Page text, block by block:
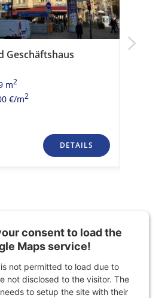
Geschäftshaus
m2
€/m2
DETAILS
consent to load the
Maps service!
not permitted to load due to
not disclosed to the visitor. The
to setup the site with their